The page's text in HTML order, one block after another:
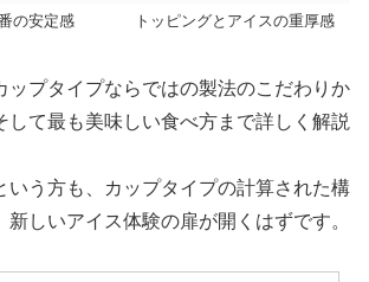
の安定感 トッピングとアイスの重厚感
ップタイプならではの製法のこだわりか
して最も美味しい食べ方まで詳しく解説
いう方も、カップタイプの計算された構
しいアイス体験の扉が開くはずです。